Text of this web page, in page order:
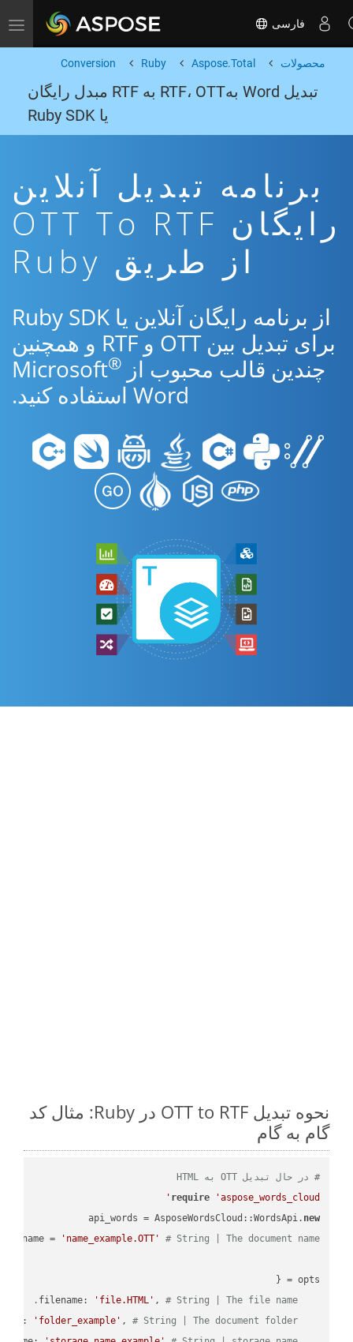
Toggle navigation فارسی
محصولات Aspose.Total
Ruby
Conversion
تبدیل Word بهRTF، OTT به RTF مبدل رایگان
یا Ruby SDK
برنامه تبدیل آنلاین
رایگان OTT To RTF
از طریق Ruby
از برنامه رایگان آنلاین یا Ruby SDK
برای تبدیل بین OTT و RTF و همچنین
چندین قالب محبوب از Microsoft ®
Word استفاده کنید.
نحوه تبدیل OTT to RTF در Ruby: مثال کد
گام به گام
# در حال تبدیل OTT به HTML
require
'aspose_words_cloud'
api_words = AsposeWordsCloud::WordsApi. new
name =
'name_example.OTT' # String | The document name.
    filename:
'file.HTML' , # String | The file name.
    folder:
'folder_example' , # String | The document folder.